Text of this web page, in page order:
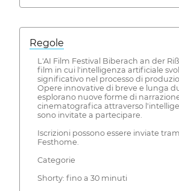
Regole
L'AI Film Festival Biberach an der
film in cui l'intelligenza artificiale
significativo nel processo di
Opere innovative di breve e lunga
esplorano nuove forme di
cinematografica attraverso
sono invitate a partecipare.
Iscrizioni possono essere inviate
Festhome.
Categorie
Shorty: fino a 30 minuti